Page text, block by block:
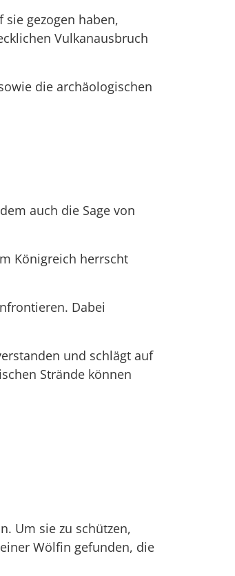
gezogen haben,
Vulkanausbruch
die archäologischen
auch die Sage von
Königreich herrscht
Dabei
und schlägt auf
Strände können
Um sie zu schützen,
Wölfin gefunden, die